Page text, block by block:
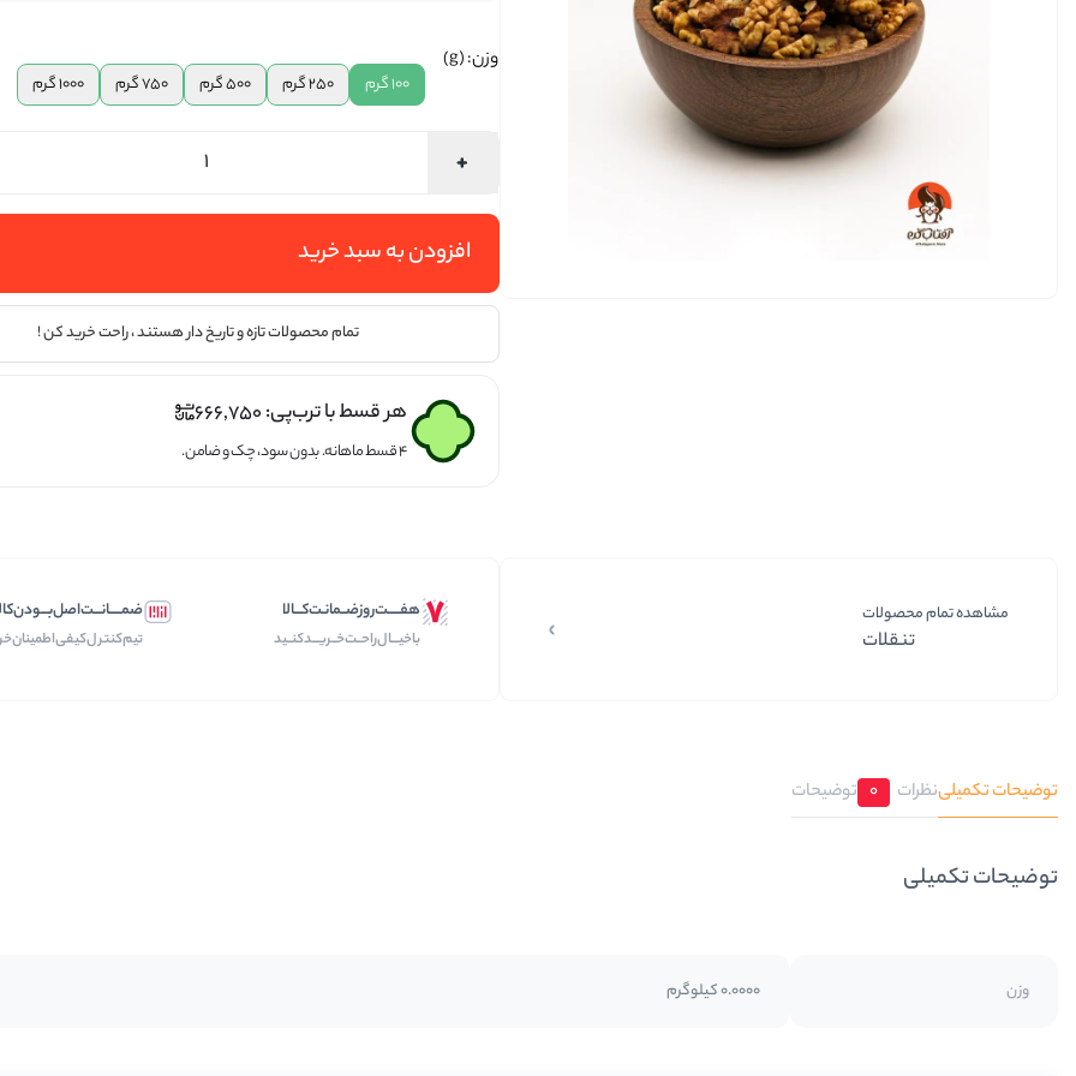
وزن: (g)
100 گرم 250 گرم 500 گرم 750 گرم 1000 گرم
افزودن به سبد خرید
تمام محصولات تازه و تاریخ دار هستند ، راحت خرید کن !
هر قسط با ترب‌پی:666,750
۴ قسط ماهانه. بدون سود، چک و ضامن.
مشاهده تمام محصولات
تنقلات
هفـــــت‌روز‌ضــمانـت‌کـــالا
با‌خیـــال‌راحــت‌‌‌خــریـــد‌کنــید
توضیحات تکمیلینظرات 0 توضیحات
توضیحات تکمیلی
وزن 0.0000 کیلوگرم